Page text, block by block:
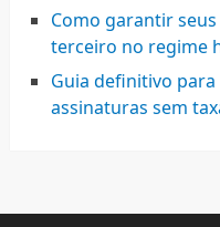
Como garantir
terceiro no regime
Guia definitivo
assinaturas sem